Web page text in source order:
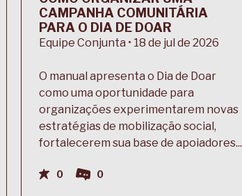
CAMPANHA COMUNITÁRIA
PARA O DIA DE DOAR
Equipe Conjunta • 18 de jul de 2026
O manual apresenta o Dia de Doar
como uma oportunidade para
organizações experimentarem novas
estratégias de mobilização social,
fortalecerem sua base de apoiadores...
0 0